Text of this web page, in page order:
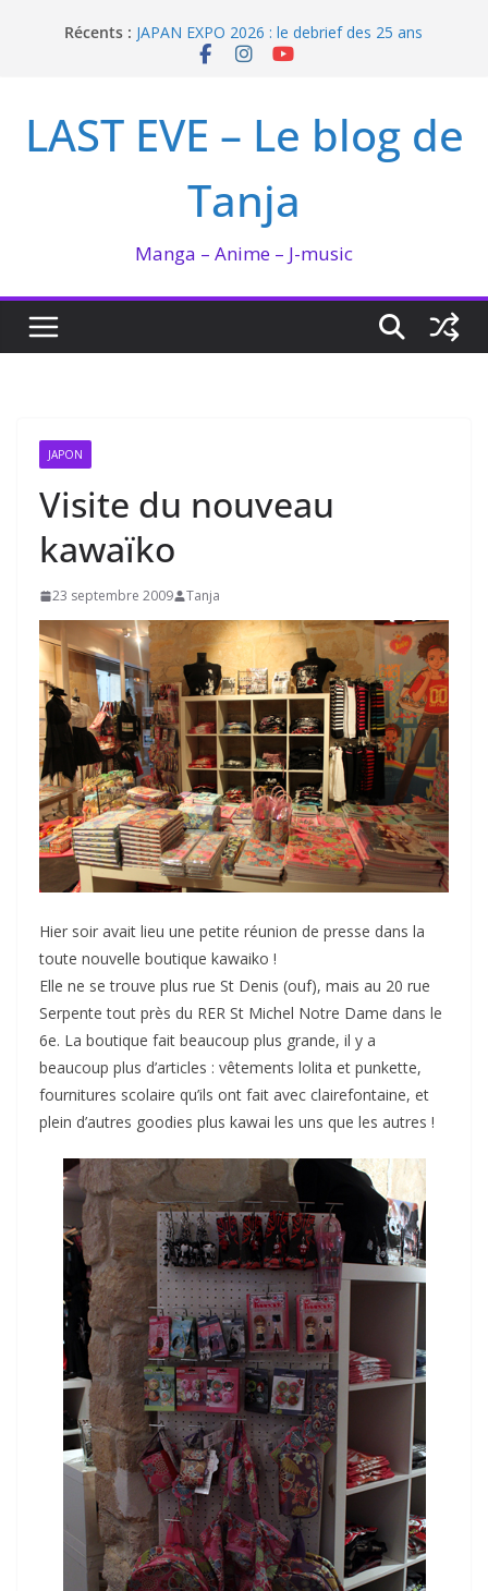
Récents : JAPAN EXPO 2026 : le debrief des 25 ans
Bilan lecture et visionnage de juillet 2026
Enomoto n’est pas un ange
LAST EVE – Le blog de
Tanja
Manga – Anime – J-music
JAPON
Visite du nouveau
kawaïko
23 septembre 2009 Tanja
Hier soir avait lieu une petite réunion de presse dans la
toute nouvelle boutique kawaiko !
Elle ne se trouve plus rue St Denis (ouf), mais au 20 rue
Serpente tout près du RER St Michel Notre Dame dans le
6e. La boutique fait beaucoup plus grande, il y a
beaucoup plus d’articles : vêtements lolita et punkette,
fournitures scolaire qu’ils ont fait avec clairefontaine, et
plein d’autres goodies plus kawai les uns que les autres !